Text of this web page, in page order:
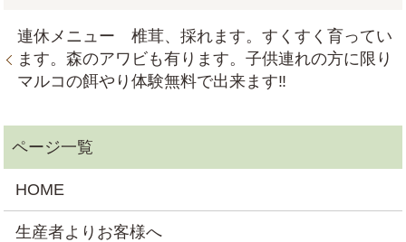
連休メニュー 椎茸、採れます。すくすく育ってい
ます。森のアワビも有ります。子供連れの方に限り
マルコの餌やり体験無料で出来ます‼
HOME
生産者よりお客様へ